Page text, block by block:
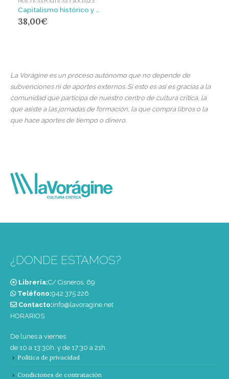
38,00€
La Vorágine es un proceso autónomo que no depende de
subvenciones ni de aportes externos. Si esto es así es gracias a la
comunidad que participa de nuestro centro de cultura crítica, la
que asiste a las jornadas de formación, la que compra libros o la
que hace aportes de tiempo o dinero.
¿DONDE ESTAMOS?
Librería:C/ Cisneros, 69
Teléfono:‭942 375 226‬
Contacto:info@lavoragine.net
HORARIOS
De lunes a viernes
de 10 a 13:30h. y de 17:30 a 21h.
Política de privacidad
Condiciones de contratación